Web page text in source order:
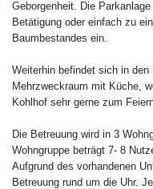
Geborgenheit. Die
Betätigung oder einfach zu
Baumbestandes ein.
Weiterhin befindet sich in
Mehrzweckraum mit Küche,
Kohlhof sehr gerne zum
Die Betreuung wird in 3
Wohngruppe beträgt 7- 8
Aufgrund des vorhandenen
Betreuung rund um die Uhr.